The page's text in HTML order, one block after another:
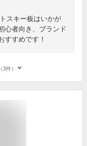
スキー板はいかが
心者向き、ブランド
すすめです！
件）